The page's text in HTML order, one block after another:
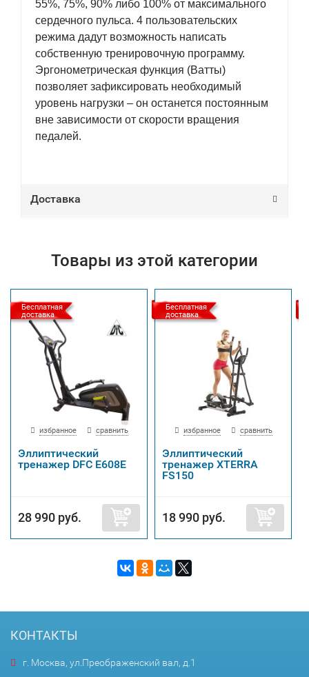
55%, 75%, 90% либо 100% от максимального
сердечного пульса. 4 пользовательских
режима дадут возможность написать
собственную тренировочную программу.
Эргонометрическая функция (Ватты)
позволяет зафиксировать необходимый
уровень нагрузки – он останется постоянным
вне зависимости от скорости вращения
педалей.
Доставка
Товары из этой категории
Бесплатная
доставка
избранное сравнить
Эллиптический
тренажер DFC E608E
28 990 руб.
Бесплатная
доставка
избранное сравнить
Эллиптический
тренажер XTERRA
FS150
18 990 руб.
КОНТАКТЫ
г. Москва, ул.Преображенский вал, д.1